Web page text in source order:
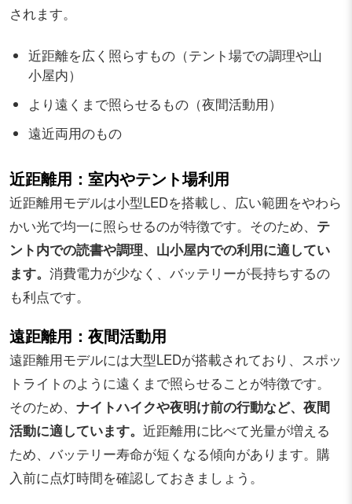
されます。
近距離を広く照らすもの（テント場での調理や山
小屋内）
より遠くまで照らせるもの（夜間活動用）
遠近両用のもの
近距離用：室内やテント場利用
近距離用モデルは小型LEDを搭載し、広い範囲をやわら
かい光で均一に照らせるのが特徴です。そのため、 テ
ント内での読書や調理、山小屋内での利用に適してい
ます。 消費電力が少なく、バッテリーが長持ちするの
も利点です。
遠距離用：夜間活動用
遠距離用モデルには大型LEDが搭載されており、スポッ
トライトのように遠くまで照らせることが特徴です。
そのため、 ナイトハイクや夜明け前の行動など、夜間
活動に適しています。 近距離用に比べて光量が増える
ため、バッテリー寿命が短くなる傾向があります。購
入前に点灯時間を確認しておきましょう。